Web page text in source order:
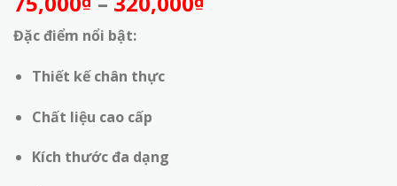
Đặc điểm nổi bật:
Thiết kế chân thực
Chất liệu cao cấp
Kích thước đa dạng